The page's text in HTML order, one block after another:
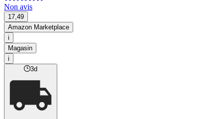
Non avis
17,49
Amazon Marketplace
i
Magasin
i
3d